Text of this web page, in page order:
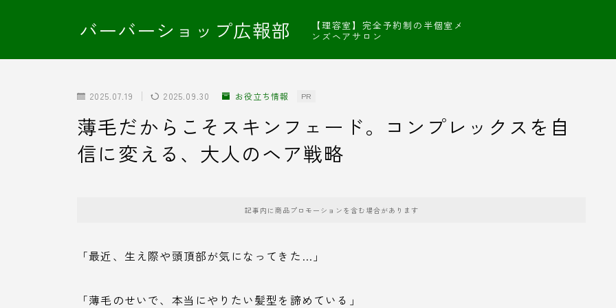
バーバーショップ広報部
【理容室】完全予約制の半個室メ
ンズヘアサロン
2025.07.19 2025.09.30 お役立ち情報 PR
薄毛だからこそスキンフェード。コンプレックスを自
信に変える、大人のヘア戦略
記事内に商品プロモーションを含む場合があります
「最近、生え際や頭頂部が気になってきた…」
「薄毛のせいで、本当にやりたい髪型を諦めている」